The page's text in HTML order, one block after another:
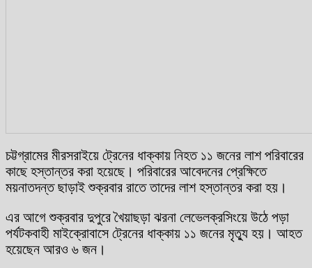
চট্টগ্রামের মীরসরাইয়ে ট্রেনের ধাক্কায় নিহত ১১ জনের লাশ পরিবারের
কাছে হস্তান্তর করা হয়েছে। পরিবারের আবেদনের প্রেক্ষিতে
ময়নাতদন্ত ছাড়াই শুক্রবার রাতে তাদের লাশ হস্তান্তর করা হয়।
এর আগে শুক্রবার দুপুরে খৈয়াছড়া ঝরনা লেভেলক্রসিংয়ে উঠে পড়া
পর্যটকবাহী মাইক্রোবাসে ট্রেনের ধাক্কায় ১১ জনের মৃত্যু হয়। আহত
হয়েছেন আরও ৬ জন।